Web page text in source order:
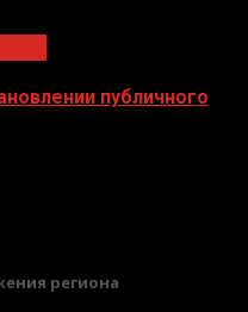
публичного
региона